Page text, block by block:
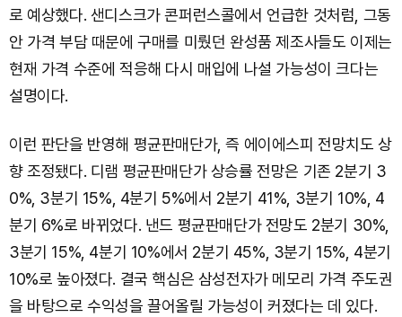
로 예상했다. 샌디스크가 콘퍼런스콜에서 언급한 것처럼, 그동
안 가격 부담 때문에 구매를 미뤘던 완성품 제조사들도 이제는
현재 가격 수준에 적응해 다시 매입에 나설 가능성이 크다는
설명이다.
이런 판단을 반영해 평균판매단가, 즉 에이에스피 전망치도 상
향 조정됐다. 디램 평균판매단가 상승률 전망은 기존 2분기 3
0%, 3분기 15%, 4분기 5%에서 2분기 41%, 3분기 10%, 4
분기 6%로 바뀌었다. 낸드 평균판매단가 전망도 2분기 30%,
3분기 15%, 4분기 10%에서 2분기 45%, 3분기 15%, 4분기
10%로 높아졌다. 결국 핵심은 삼성전자가 메모리 가격 주도권
을 바탕으로 수익성을 끌어올릴 가능성이 커졌다는 데 있다.